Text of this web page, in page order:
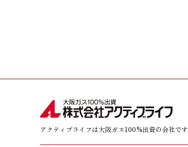
アクティブライフは大阪ガス100%出資の会社です